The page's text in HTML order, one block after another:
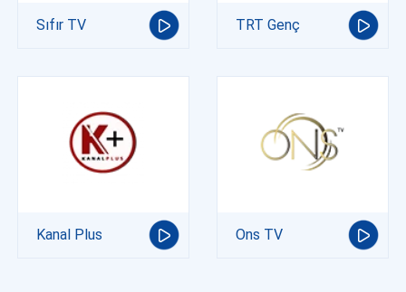
Sıfır TV TRT Genç
Kanal Plus Ons TV